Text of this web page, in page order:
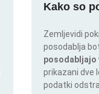
Kako so
Zemljevidi
posodablja
posodabljajo
prikazani dve
podatki